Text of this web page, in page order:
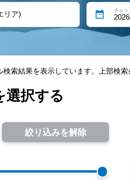
チェッ
検索結果を表示しています。上部検
選択する
絞り込みを解除